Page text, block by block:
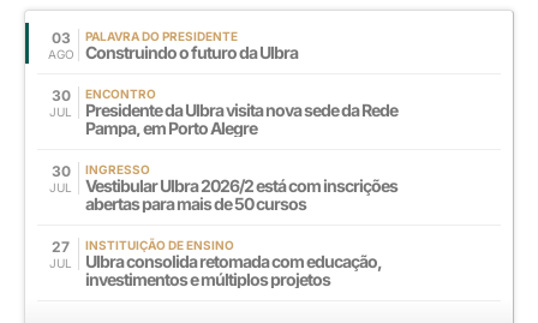
03
AGO
PALAVRA DO PRESIDENTE
Construindo o futuro da Ulbra
30
JUL
ENCONTRO
Presidente da Ulbra visita nova sede da Rede
Pampa, em Porto Alegre
30
JUL
INGRESSO
Vestibular Ulbra 2026/2 está com inscrições
abertas para mais de 50 cursos
27
JUL
INSTITUIÇÃO DE ENSINO
Ulbra consolida retomada com educação,
investimentos e múltiplos projetos